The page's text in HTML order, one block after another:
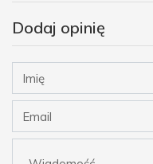
Dodaj opinię